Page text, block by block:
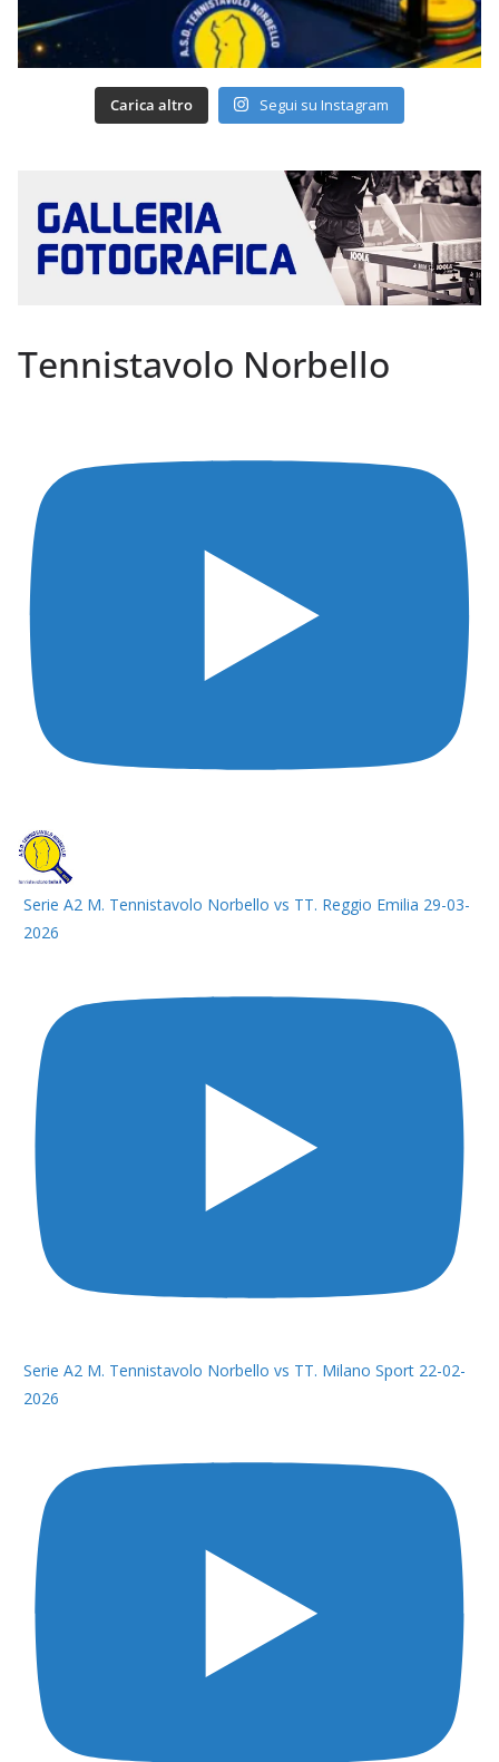
Carica altro Segui su Instagram
Tennistavolo Norbello
Serie A2 M. Tennistavolo Norbello vs TT. Reggio Emilia 29-03-
2026
Serie A2 M. Tennistavolo Norbello vs TT. Milano Sport 22-02-
2026